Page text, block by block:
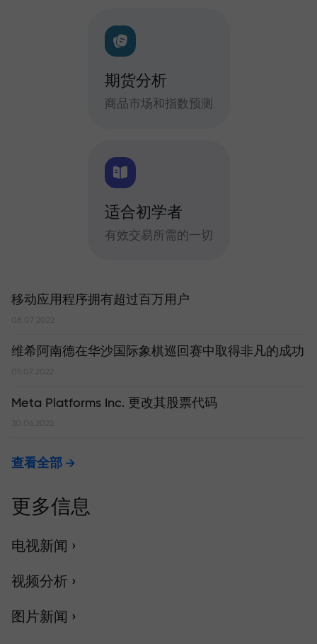
期货分析
商品市场和指数预测
适合初学者
有效交易所需的一切
移动应用程序拥有超过百万用户
08.07.2022
维希阿南德在华沙国际象棋巡回赛中取得非凡的成功
Meta Platforms Inc. 更改其股票代码
30.06.2022
查看全部
更多信息
电视新闻 ›
视频分析 ›
图片新闻 ›